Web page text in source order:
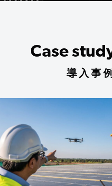
Case
導入事